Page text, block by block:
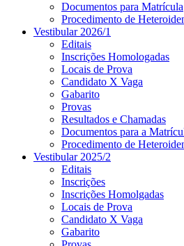
Documentos para Matrícula
Procedimento de
Vestibular 2026/1
Editais
Inscrições Homologadas
Locais de Prova
Candidato X Vaga
Gabarito
Provas
Resultados e Chamadas
Documentos para a
Procedimento de
Vestibular 2025/2
Editais
Inscrições
Inscrições Homolgadas
Locais de Prova
Candidato X Vaga
Gabarito